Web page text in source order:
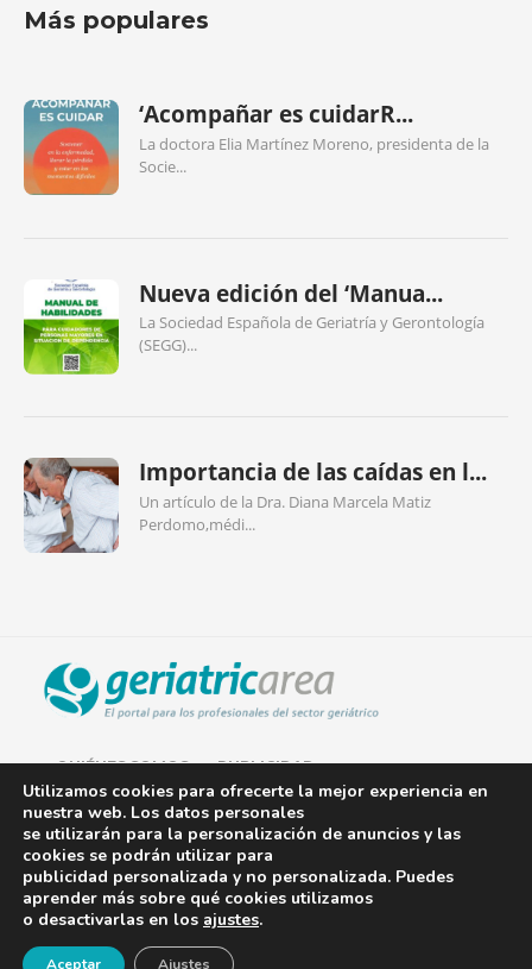
Más populares
‘Acompañar es cuidarR...
La doctora Elia Martínez Moreno, presidenta de la
Socie...
Nueva edición del ‘Manua...
La Sociedad Española de Geriatría y Gerontología
(SEGG)...
Importancia de las caídas en l...
Un artículo de la Dra. Diana Marcela Matiz
Perdomo,médi...
QUIÉNES SOMOS PUBLICIDAD
AVISO LEGAL
POLÍTICA DE COOKIES
POLÍTICA DE PRIVACIDAD
CONTACTO¡Newsletter!
Utilizamos cookies para ofrecerte la mejor experiencia en
nuestra web. Los datos personales
se utilizarán para la personalización de anuncios y las
cookies se podrán utilizar para
publicidad personalizada y no personalizada. Puedes
aprender más sobre qué cookies utilizamos
o desactivarlas en los ajustes.
Aceptar Ajustes